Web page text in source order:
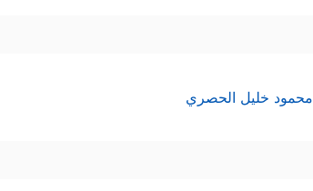
محمود خليل الحصري